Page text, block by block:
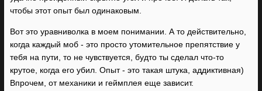
чтобы этот опыт был одинаковым.
Вот это уравниволка в моем понимании. А то действительно,
когда каждый моб - это просто утомительное препятствие у
тебя на пути, то не чувствуется, будто ты сделал что-то
крутое, когда его убил. Опыт - это такая штука, аддиктивная)
Впрочем, от механики и геймплея еще зависит.